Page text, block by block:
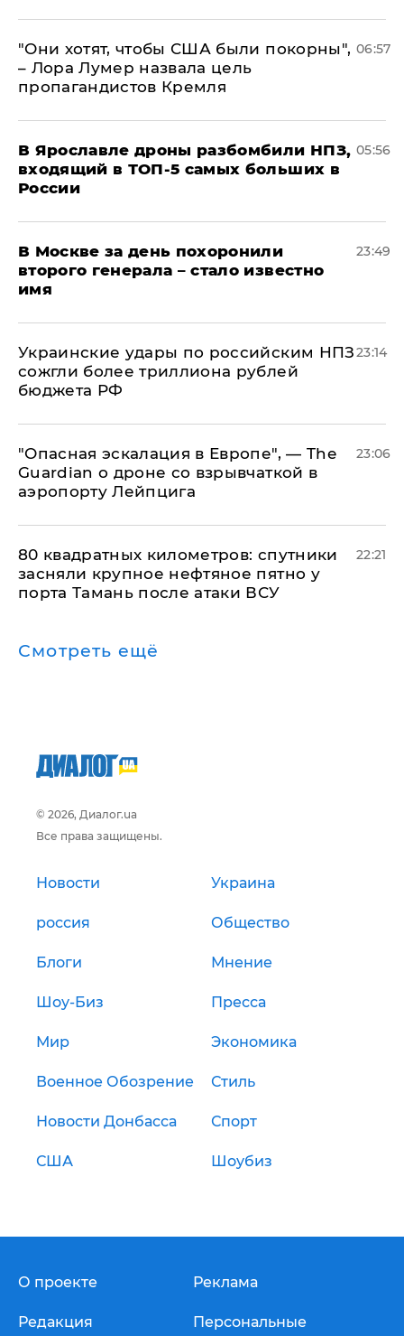
"Они хотят, чтобы США были покорны",
– Лора Лумер назвала цель
пропагандистов Кремля
06:57
В Ярославле дроны разбомбили НПЗ,
входящий в ТОП-5 самых больших в
России
05:56
В Москве за день похоронили
второго генерала – стало известно
имя
23:49
Украинские удары по российским НПЗ
сожгли более триллиона рублей
бюджета РФ
23:14
"Опасная эскалация в Европе", — The
Guardian о дроне со взрывчаткой в
аэропорту Лейпцига
23:06
80 квадратных километров: спутники
засняли крупное нефтяное пятно у
порта Тамань после атаки ВСУ
22:21
Смотреть ещё
© 2026, Диалог.ua
Все права защищены.
Новости Украина
россия Общество
Блоги Мнение
Шоу-Биз Пресса
Мир Экономика
Военное Обозрение Стиль
Новости Донбасса Спорт
США Шоубиз
О проекте
Редакция
Реклама
Персональные